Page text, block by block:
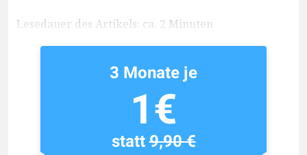
Lesedauer des Artikels: ca. 2 Minuten
3 Monate je
1€
statt9,90 €